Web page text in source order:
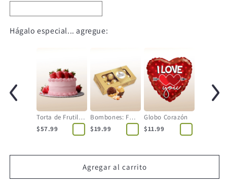
Hágalo especial... agregue:
Torta de Frutilla - 12 Personas
$57.99
Bombones: Ferrero Rocher
$19.99
Globo Corazón
$11.99
Agregar al carrito